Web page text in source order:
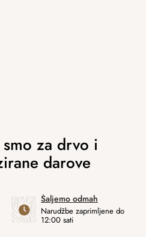
Šaljemo odmah
Narudžbe zaprimljene do
12:00 sati